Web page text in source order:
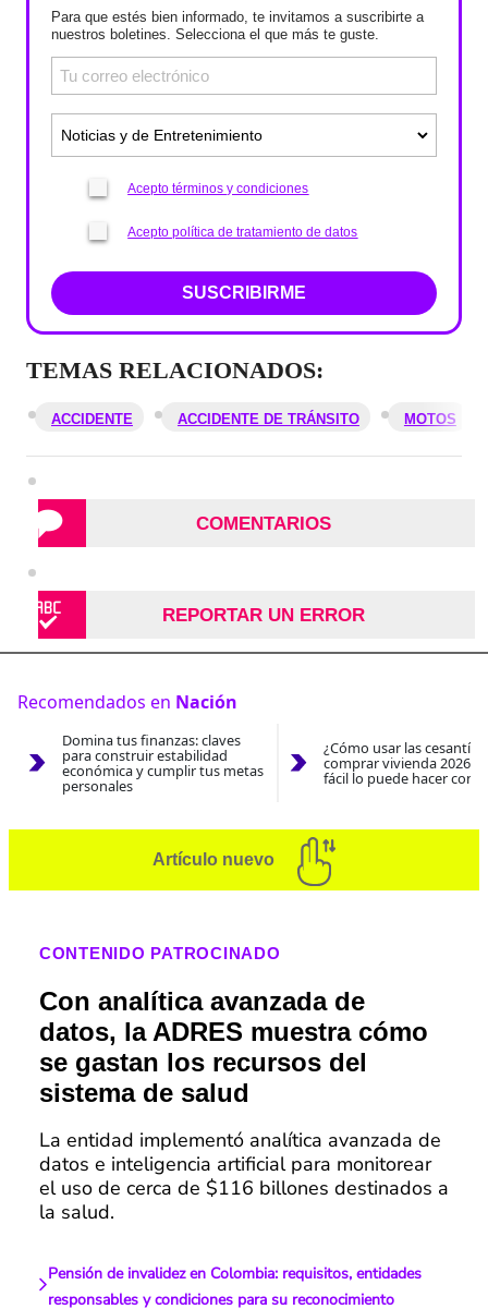
Para que estés bien informado, te invitamos a suscribirte a
nuestros boletines. Selecciona el que más te guste.
Acepto términos y condiciones
Acepto política de tratamiento de datos
SUSCRIBIRME
TEMAS RELACIONADOS:
ACCIDENTE ACCIDENTE DE TRÁNSITO MOTOS
COMENTARIOS
REPORTAR UN ERROR
Recomendados en Nación
Domina tus finanzas: claves
para construir estabilidad
económica y cumplir tus metas
personales
¿Cómo usar las
comprar vivienda 2026?
fácil lo puede hacer con
Artículo nuevo
CONTENIDO PATROCINADO
Con analítica avanzada de
datos, la ADRES muestra cómo
se gastan los recursos del
sistema de salud
La entidad implementó analítica avanzada de
datos e inteligencia artificial para monitorear
el uso de cerca de $116 billones destinados a
la salud.
Pensión de invalidez en Colombia: requisitos, entidades
responsables y condiciones para su reconocimiento